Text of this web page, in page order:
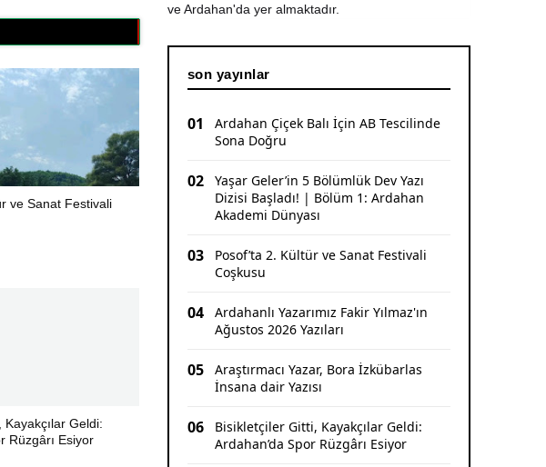
ve Sanat Festivali
Geldi:
Rüzgârı Esiyor
ve Ardahan'da yer almaktadır.
son yayınlar
01
Ardahan Çiçek Balı İçin AB Tescilinde
Sona Doğru
02
Yaşar Geler’in 5 Bölümlük Dev Yazı
Dizisi Başladı! | Bölüm 1: Ardahan
Akademi Dünyası
03
Posof’ta 2. Kültür ve Sanat Festivali
Coşkusu
04
Ardahanlı Yazarımız Fakir Yılmaz'ın
Ağustos 2026 Yazıları
05
Araştırmacı Yazar, Bora İzkübarlas
İnsana dair Yazısı
06
Bisikletçiler Gitti, Kayakçılar Geldi:
Ardahan’da Spor Rüzgârı Esiyor